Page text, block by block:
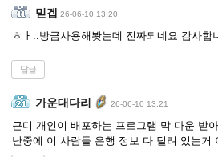
믿겝 26-06-10 13:20
ㅎㅏ..방금사용해봣는데 진짜되네요 감사
답글
가운대다리 26-06-10 13:21
근디 개인이 배포하는 프로그램 막 다운 받
난중에 이 사람들 은행 정보 다 털려 있는거